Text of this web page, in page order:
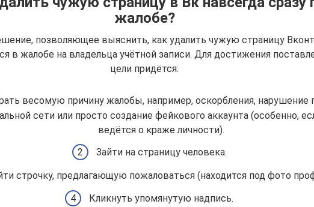
жалобе?
позволяющее выяснить, как удалить чужую страницу
в жалобе на владельца учётной записи. Для достижения
цели придётся:
весомую причину жалобы, например, оскорбления, нарушение
сети или просто создание фейкового аккаунта (особенно,
ведётся о краже личности).
Зайти на страницу человека.
строчку, предлагающую пожаловаться (находится под фото
Кликнуть упомянутую надпись.